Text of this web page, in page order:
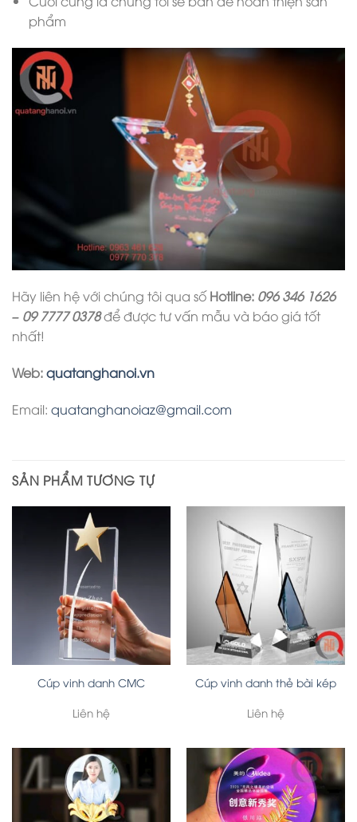
phẩm
Hãy liên hệ với chúng tôi qua sốHotline: 096 346 1626
– 09 7777 0378để được tư vấn mẫu và báo giá tốt
nhất!
Web:quatanghanoi.vn
Email: quatanghanoiaz@gmail.com
SẢN PHẨM TƯƠNG TỰ
Cúp vinh danh CMC
Liên hệ
Cúp vinh danh thẻ bài kép
Liên hệ